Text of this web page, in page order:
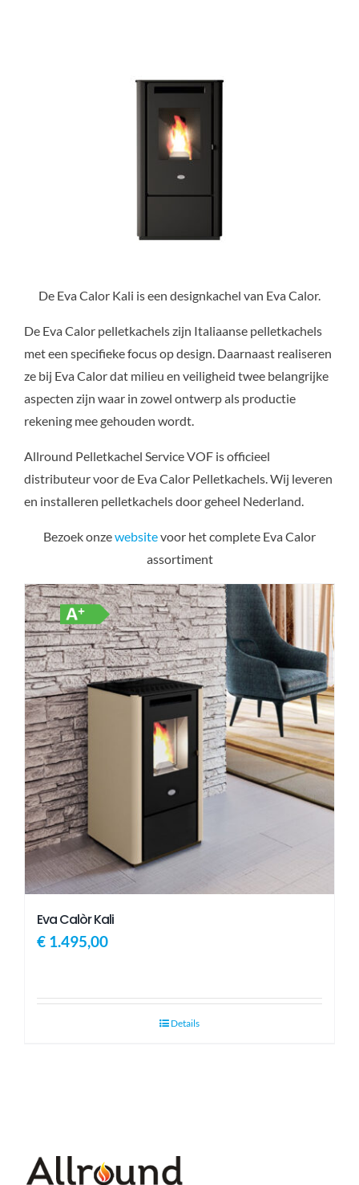
De Eva Calor Kali is een designkachel van Eva Calor.
De Eva Calor pelletkachels zijn Italiaanse pelletkachels
met een specifieke focus op design. Daarnaast realiseren
ze bij Eva Calor dat milieu en veiligheid twee belangrijke
aspecten zijn waar in zowel ontwerp als productie
rekening mee gehouden wordt.
Allround Pelletkachel Service VOF is officieel
distributeur voor de Eva Calor Pelletkachels. Wij leveren
en installeren pelletkachels door geheel Nederland.
Bezoek onzewebsitevoor het complete Eva Calor
assortiment
Eva Calòr Kali
€ 1.495,00
Details